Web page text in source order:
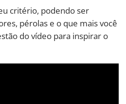
critério, podendo ser
pérolas e o que mais você
do vídeo para inspirar o